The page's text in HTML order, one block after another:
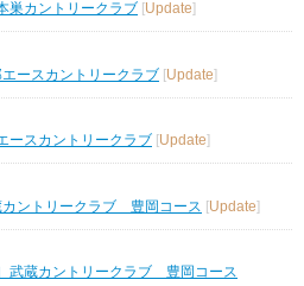
巣カントリークラブ
Update
ースカントリークラブ [Update]
ースカントリークラブ
Update
カントリークラブ 豊岡コース [Update]
武蔵カントリークラブ 豊岡コース